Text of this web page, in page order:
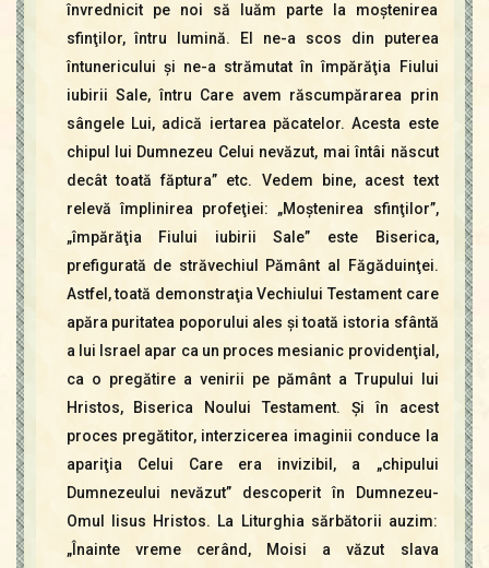
învrednicit pe noi să luăm parte la moştenirea
sfinţilor, întru lumină. El ne-a scos din puterea
întunericului şi ne-a strămutat în împărăţia Fiului
iubirii Sale, întru Care avem răscumpărarea prin
sângele Lui, adică iertarea păcatelor. Acesta este
chipul lui Dumnezeu Celui nevăzut, mai întâi născut
decât toată făptura” etc. Vedem bine, acest text
relevă împlinirea profeţiei: „Moştenirea sfinţilor”,
„împărăţia Fiului iubirii Sale” este Biserica,
prefigurată de străvechiul Pământ al Făgăduinţei.
Astfel, toată demonstraţia Vechiului Testament care
apăra puritatea poporului ales şi toată istoria sfântă
a lui Israel apar ca un proces mesianic providenţial,
ca o pregătire a venirii pe pământ a Trupului lui
Hristos, Biserica Noului Testament. Şi în acest
proces pregătitor, interzicerea imaginii conduce la
apariţia Celui Care era invizibil, a „chipului
Dumnezeului nevăzut” descoperit în Dumnezeu-
Omul Iisus Hristos. La Liturghia sărbătorii auzim:
„Înainte vreme cerând, Moisi a văzut slava